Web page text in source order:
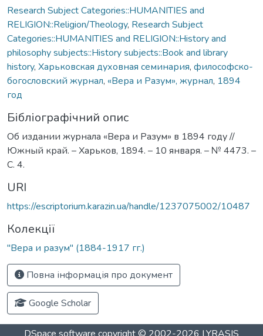
Research Subject Categories::HUMANITIES and
RELIGION::Religion/Theology, Research Subject
Categories::HUMANITIES and RELIGION::History and
philosophy subjects::History subjects::Book and library
history, Харьковская духовная семинария, философско-
богословский журнал, «Вера и Разум», журнал, 1894
год
Бібліографічний опис
Об издании журнала «Вера и Разум» в 1894 году //
Южный край. – Харьков, 1894. – 10 января. – № 4473. –
С. 4.
URI
https://escriptorium.karazin.ua/handle/1237075002/10487
Колекції
"Вера и разум" (1884-1917 гг.)
Повна інформація про документ
Google Scholar